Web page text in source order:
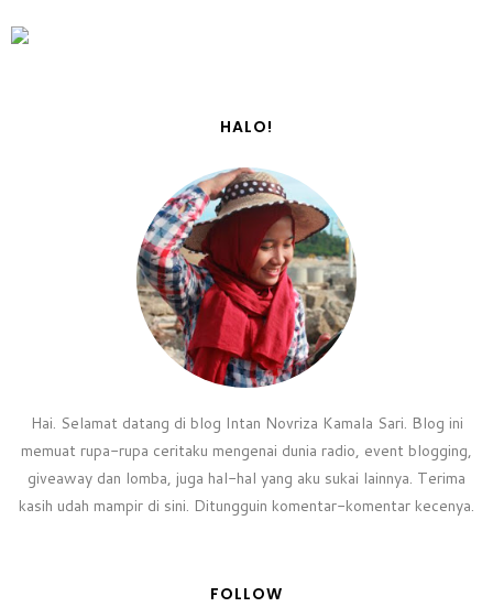
HALO!
Hai. Selamat datang di blog Intan Novriza Kamala Sari. Blog ini
memuat rupa-rupa ceritaku mengenai dunia radio, event blogging,
giveaway dan lomba, juga hal-hal yang aku sukai lainnya. Terima
kasih udah mampir di sini. Ditungguin komentar-komentar kecenya.
FOLLOW